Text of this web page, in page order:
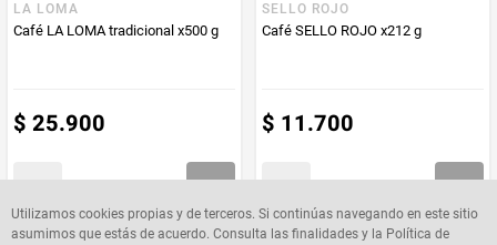
Utilizamos cookies propias y de terceros. Si continúas navegando en este sitio
asumimos que estás de acuerdo. Consulta las finalidades y la Política de
LA LOMA
Café LA LOMA tradicional x500 g
$ 25.900
SELLO ROJO
Café SELLO ROJO x212 g
$ 11.700